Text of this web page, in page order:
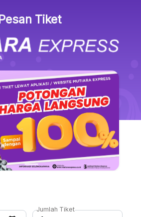
Pesan Tiket
Jumlah Tiket